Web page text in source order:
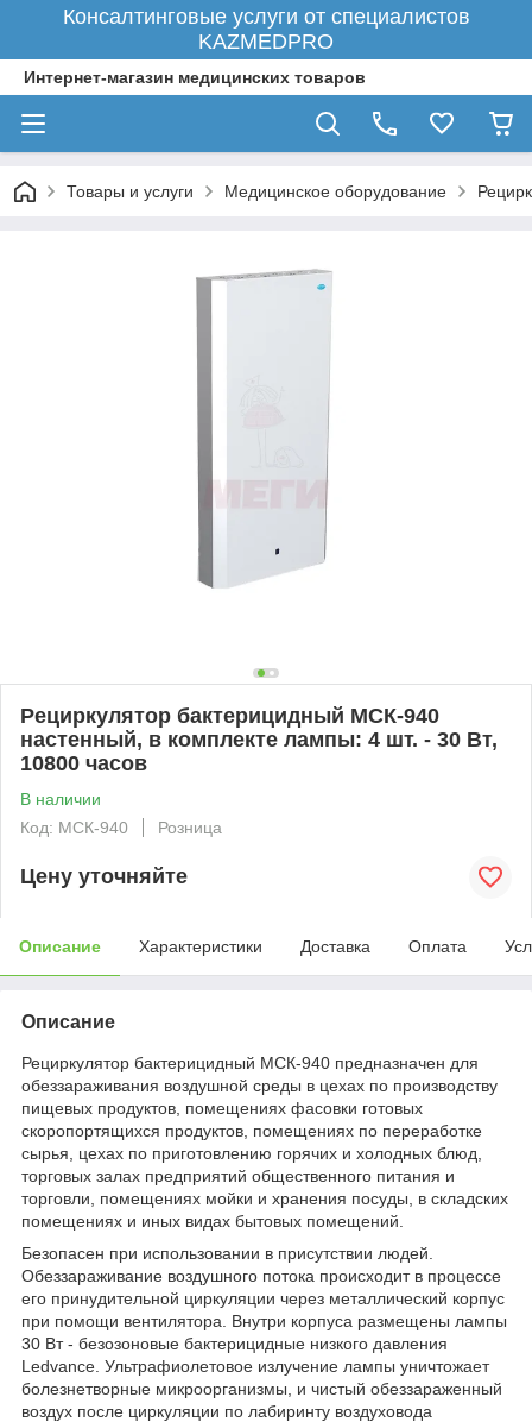
Консалтинговые услуги от специалистов
KAZMEDPRO
Интернет-магазин медицинских товаров
Товары и услуги Медицинское оборудование
Рециркулятор бактерицидный МСК-940
настенный, в комплекте лампы: 4 шт. - 30 Вт,
10800 часов
В наличии
Код: МСК-940
Розница
Цену уточняйте
Описание Характеристики Доставка Оплата
Описание
Рециркулятор бактерицидный МСК-940 предназначен для
обеззараживания воздушной среды в цехах по производству
пищевых продуктов, помещениях фасовки готовых
скоропортящихся продуктов, помещениях по переработке
сырья, цехах по приготовлению горячих и холодных блюд,
торговых залах предприятий общественного питания и
торговли, помещениях мойки и хранения посуды, в складских
помещениях и иных видах бытовых помещений.
Безопасен при использовании в присутствии людей.
Обеззараживание воздушного потока происходит в процессе
его принудительной циркуляции через металлический корпус
при помощи вентилятора. Внутри корпуса размещены лампы
30 Вт - безозоновые бактерицидные низкого давления
Ledvance. Ультрафиолетовое излучение лампы уничтожает
болезнетворные микроорганизмы, и чистый обеззараженный
воздух после циркуляции по лабиринту воздуховода